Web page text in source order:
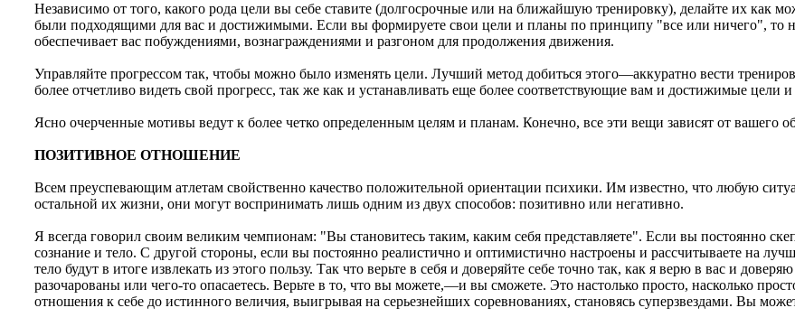
Независимо от того, какого рода цели вы себе ставите (долгосрочные или на ближайшую тренировку), делайте их как
были подходящими для вас и достижимыми. Если вы формируете свои цели и планы по принципу "все или ничего", то
обеспечивает вас побуждениями, вознаграждениями и разгоном для продолжения движения.
Управляйте прогрессом так, чтобы можно было изменять цели. Лучший метод добиться этого—аккуратно вести
более отчетливо видеть свой прогресс, так же как и устанавливать еще более соответствующие вам и достижимые цели
Ясно очерченные мотивы ведут к более четко определенным целям и планам. Конечно, все эти вещи зависят от вашего
ПОЗИТИВНОЕ ОТНОШЕНИЕ
Всем преуспевающим атлетам свойственно качество положительной ориентации психики. Им известно, что любую
остальной их жизни, они могут воспринимать лишь одним из двух способов: позитивно или негативно.
Я всегда говорил своим великим чемпионам: "Вы становитесь таким, каким себя представляете". Если вы постоянно
сознание и тело. С другой стороны, если вы постоянно реалистично и оптимистично настроены и рассчитываете на
тело будут в итоге извлекать из этого пользу. Так что верьте в себя и доверяйте себе точно так, как я верю в вас и
разочарованы или чего-то опасаетесь. Верьте в то, что вы можете,—и вы сможете. Это настолько просто, насколько
отношения к себе до истинного величия, выигрывая на серьезнейших соревнованиях, становясь суперзвездами. Вы